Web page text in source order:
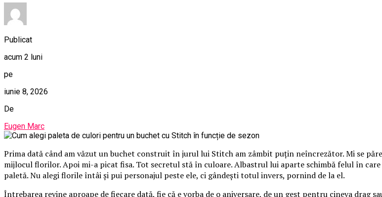
Publicat
acum 2 luni
pe
iunie 8, 2026
De
Eugen Marc
Prima dată când am văzut un buchet construit în jurul lui Stitch am zâmbit puțin neîncrezător. Mi se
mijlocul florilor. Apoi mi-a picat fisa. Tot secretul stă în culoare. Albastrul lui aparte schimbă felul în
paletă. Nu alegi florile întâi și pui personajul peste ele, ci gândești totul invers, pornind de la el.
Întrebarea revine aproape de fiecare dată, fie că e vorba de o aniversare, de un gest pentru cineva drag